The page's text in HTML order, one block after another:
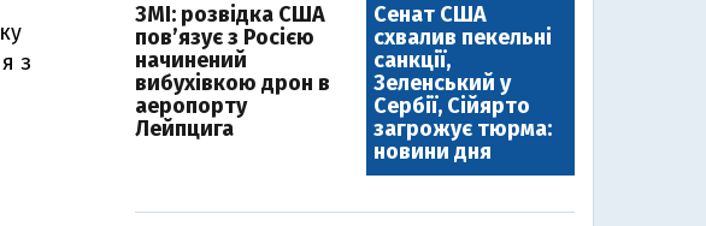
з
ЗМІ: розвідка США
пов’язує з Росією
начинений
вибухівкою дрон в
аеропорту
Лейпцига
Сенат США
схвалив пекельні
санкції,
Зеленський у
Сербії, Сійярто
загрожує тюрма:
новини дня